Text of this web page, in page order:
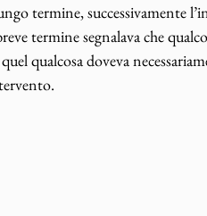
termine, successivamente
termine segnalava che
qualcosa doveva